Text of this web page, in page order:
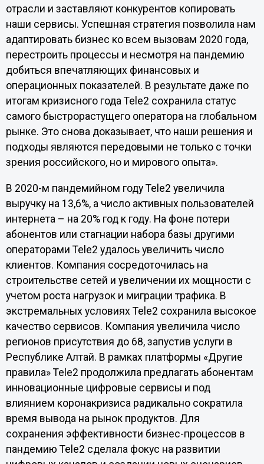
отрасли и заставляют конкурентов копировать
наши сервисы. Успешная стратегия позволила нам
адаптировать бизнес ко всем вызовам 2020 года,
перестроить процессы и несмотря на пандемию
добиться впечатляющих финансовых и
операционных показателей. В результате даже по
итогам кризисного года Tele2 сохранила статус
самого быстрорастущего оператора на глобальном
рынке. Это снова доказывает, что наши решения и
подходы являются передовыми не только с точки
зрения российского, но и мирового опыта».
В 2020-м пандемийном году Tele2 увеличила
выручку на 13,6%, а число активных пользователей
интернета – на 20% год к году. На фоне потери
абонентов или стагнации набора базы другими
операторами Tele2 удалось увеличить число
клиентов. Компания сосредоточилась на
строительстве сетей и увеличении их мощности с
учетом роста нагрузок и миграции трафика. В
экстремальных условиях Tele2 сохранила высокое
качество сервисов. Компания увеличила число
регионов присутствия до 68, запустив услуги в
Республике Алтай. В рамках платформы «Другие
правила» Tele2 продолжила предлагать абонентам
инновационные цифровые сервисы и под
влиянием коронакризиса радикально сократила
время вывода на рынок продуктов. Для
сохранения эффективности бизнес-процессов в
пандемию Tele2 сделала фокус на развитии